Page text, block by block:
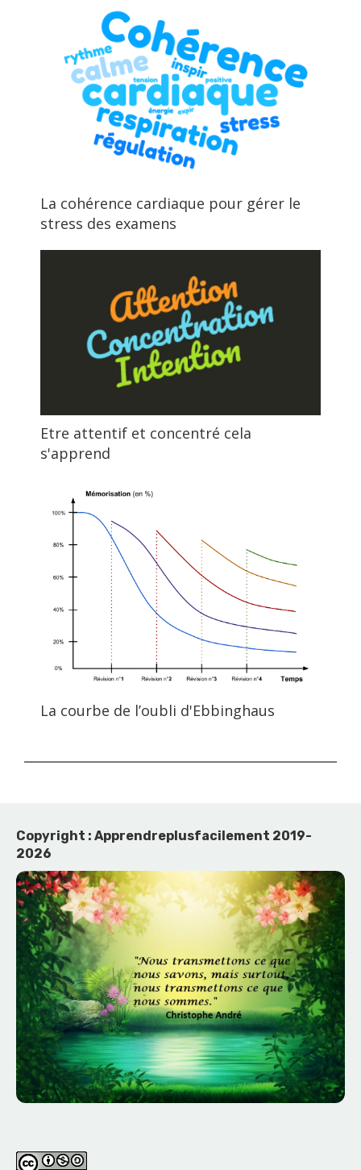
La cohérence cardiaque pour gérer le
stress des examens
Etre attentif et concentré cela
s'apprend
La courbe de l’oubli d'Ebbinghaus
Copyright : Apprendreplusfacilement 2019-
2026